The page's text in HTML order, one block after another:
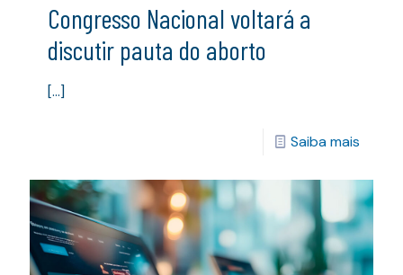
Congresso Nacional voltará a
discutir pauta do aborto
[…]
Saiba mais